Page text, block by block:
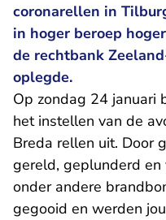
coronarellen in
in hoger beroep
de rechtbank
oplegde.
Op zondag 24 januari
het instellen van de
Breda rellen uit. Door
gereld, geplunderd
onder andere
gegooid en werden